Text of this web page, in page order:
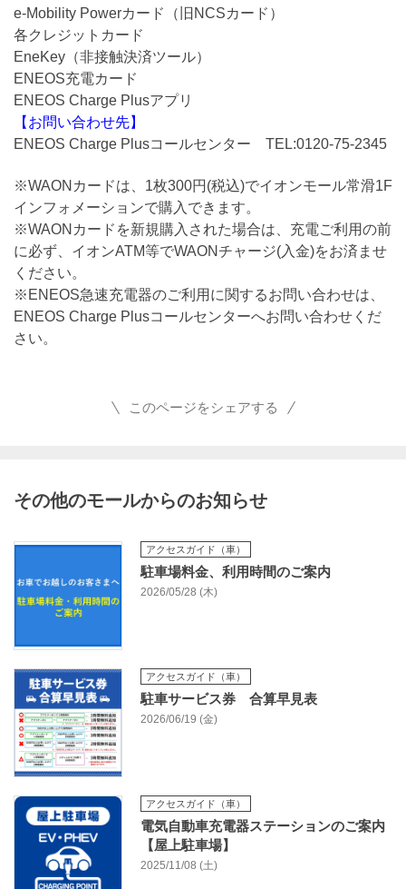
e-Mobility Powerカード（旧NCSカード）
各クレジットカード
EneKey（非接触決済ツール）
ENEOS充電カード
ENEOS Charge Plusアプリ
【お問い合わせ先】
ENEOS Charge Plusコールセンター TEL:0120-75-2345
※WAONカードは、1枚300円(税込)でイオンモール常滑1F
インフォメーションで購入できます。
※WAONカードを新規購入された場合は、充電ご利用の前
に必ず、イオンATM等でWAONチャージ(入金)をお済ませ
ください。
※ENEOS急速充電器のご利用に関するお問い合わせは、
ENEOS Charge Plusコールセンターへお問い合わせくだ
さい。
このページをシェアする
その他のモールからのお知らせ
アクセスガイド（車）
駐車場料金、利用時間のご案内
2026/05/28 (木)
アクセスガイド（車）
駐車サービス券 合算早見表
2026/06/19 (金)
アクセスガイド（車）
電気自動車充電器ステーションのご案内
【屋上駐車場】
2025/11/08 (土)